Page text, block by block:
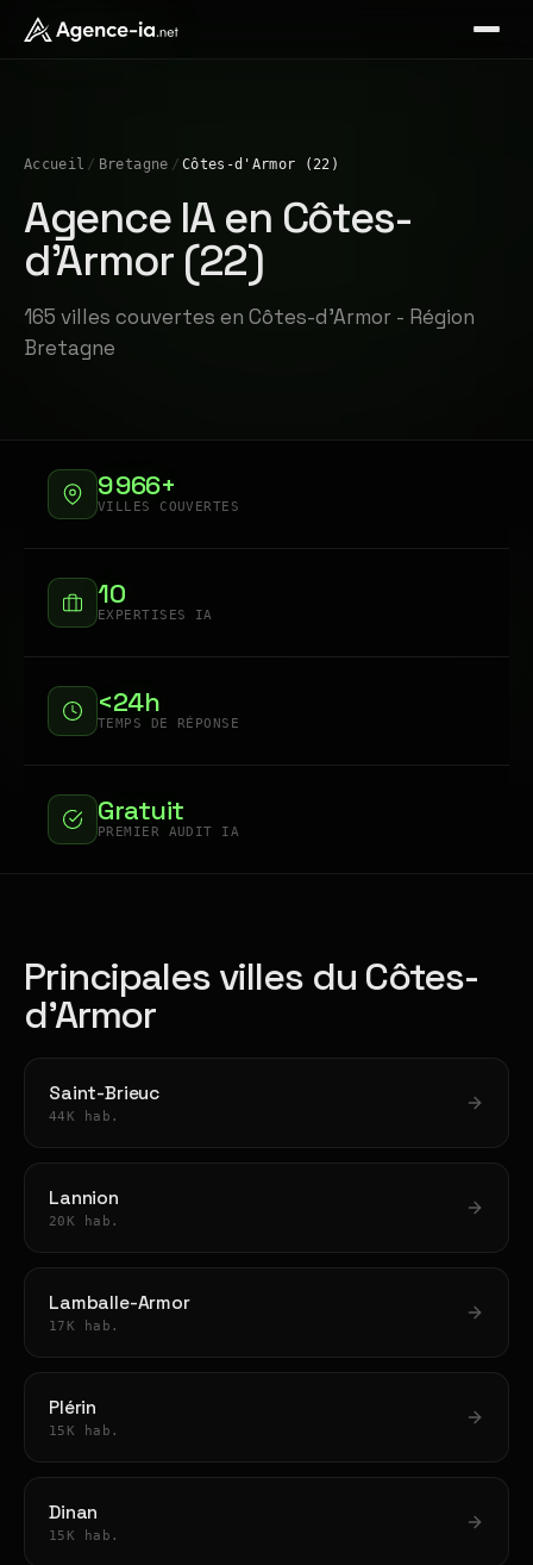
Accueil / Bretagne / Côtes-d'Armor (22)
Agence IA en Côtes-
d'Armor (22)
165 villes couvertes en Côtes-d'Armor - Région
Bretagne
9 966+
VILLES COUVERTES
10
EXPERTISES IA
<24h
TEMPS DE RÉPONSE
Gratuit
PREMIER AUDIT IA
Principales villes du Côtes-
d'Armor
Saint-Brieuc
44K hab.
Lannion
20K hab.
Lamballe-Armor
17K hab.
Plérin
15K hab.
Dinan
15K hab.